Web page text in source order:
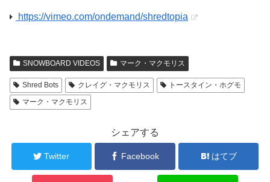
https://vimeo.com/ondemand/shredtopia
SNOWBOARD VIDEOS マーク・マクモリス
Shred Bots クレイグ・マクモリス
トースタイン・ホグモ
マーク・マクモリス
シェアする
Twitter Facebook はてブ